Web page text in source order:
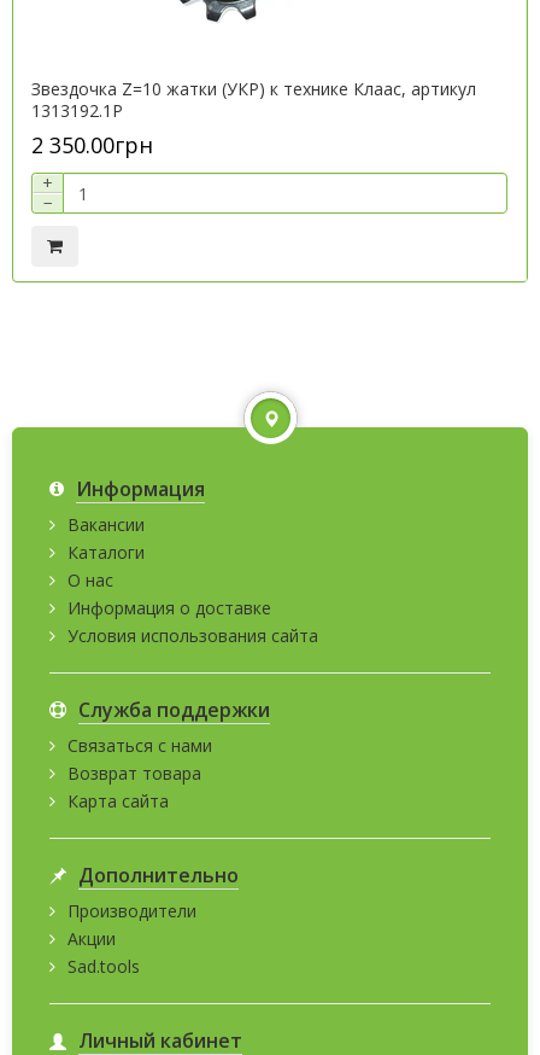
Звездочка Z=10 жатки (УКР) к технике Клаас, артикул
1313192.1P
2 350.00грн
+
−
Информация
Вакансии
Каталоги
О нас
Информация о доставке
Условия использования сайта
Служба поддержки
Связаться с нами
Возврат товара
Карта сайта
Дополнительно
Производители
Акции
Sad.tools
Личный кабинет